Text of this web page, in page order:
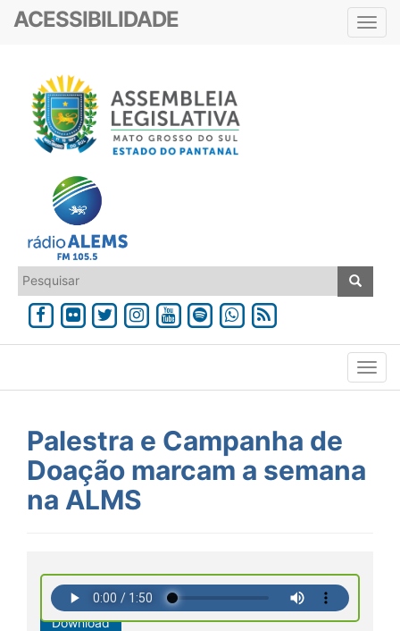
ACESSIBILIDADE
Palestra e Campanha de
Doação marcam a semana
na ALMS
Download